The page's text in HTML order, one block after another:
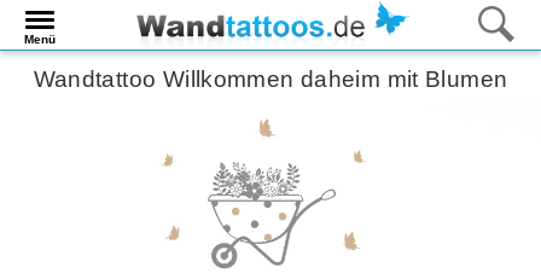
Menü
Wandtattoo Willkommen daheim mit Blumen